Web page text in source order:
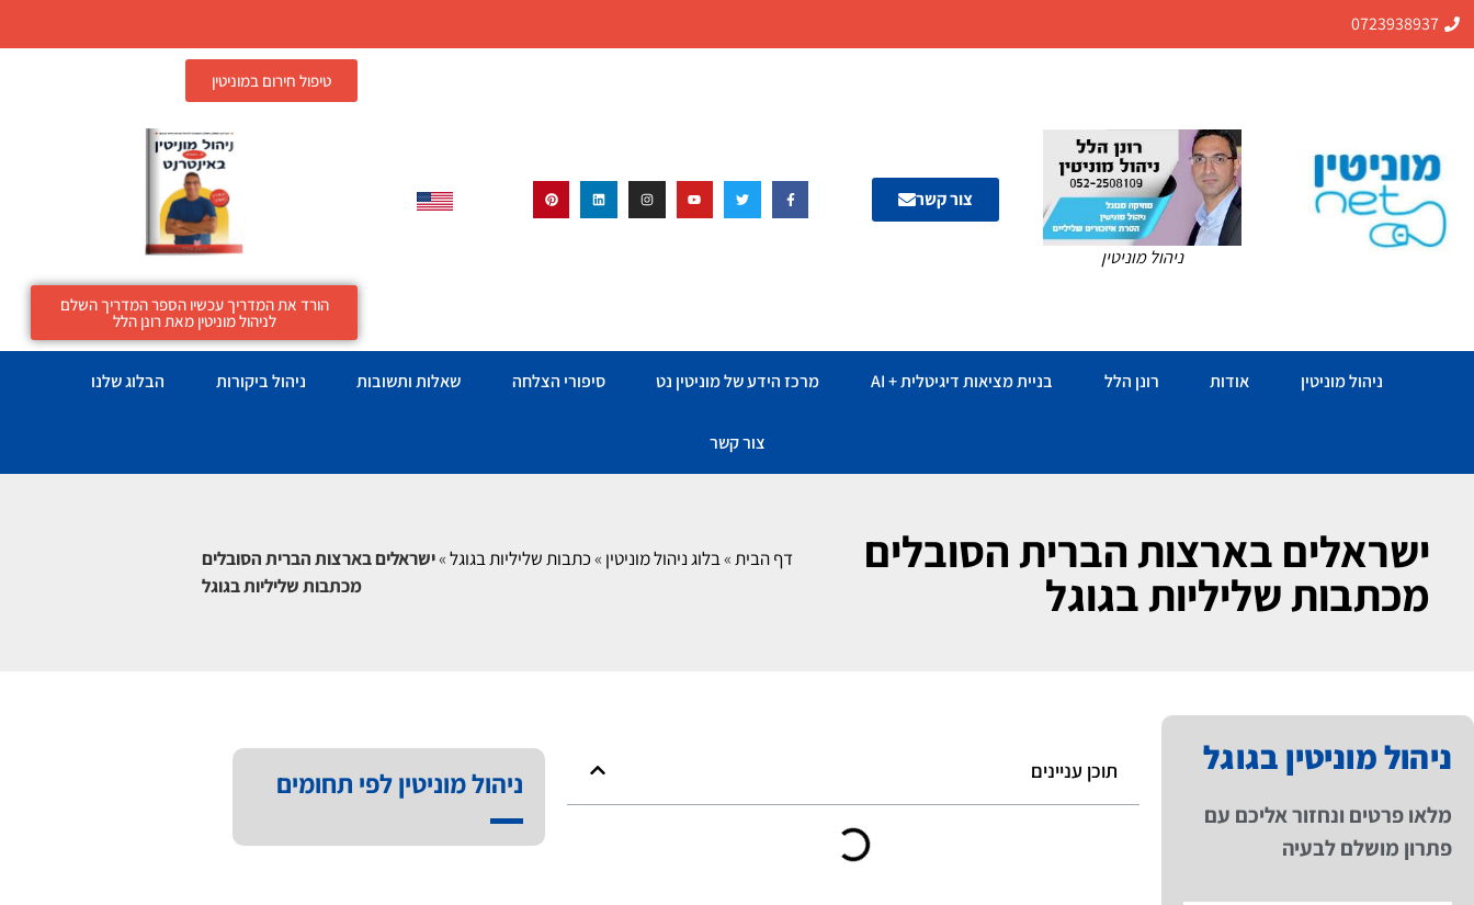
0723938937
ניהול מוניטין
צור קשר
טיפול חירום במוניטין
הורד את המדריך עכשיו הספר המדריך השלם
לניהול מוניטין מאת רונן הלל
ניהול מוניטין אודות רונן הלל בניית מציאות דיגיטלית + AI מרכז הידע של מוניטין נט סיפורי הצלחה שאלות ותשובות ניהול ביקורות הבלוג שלנו
צור קשר
ישראלים בארצות הברית הסובלים
מכתבות שליליות בגוגל
דף הבית»בלוג ניהול מוניטין »כתבות שליליות בגוגל»ישראלים בארצות הברית הסובלים
מכתבות שליליות בגוגל
ניהול מוניטין בגוגל
מלאו פרטים ונחזור אליכם עם
פתרון מושלם לבעיה
תוכן עניינים ניהול מוניטין לפי תחומים